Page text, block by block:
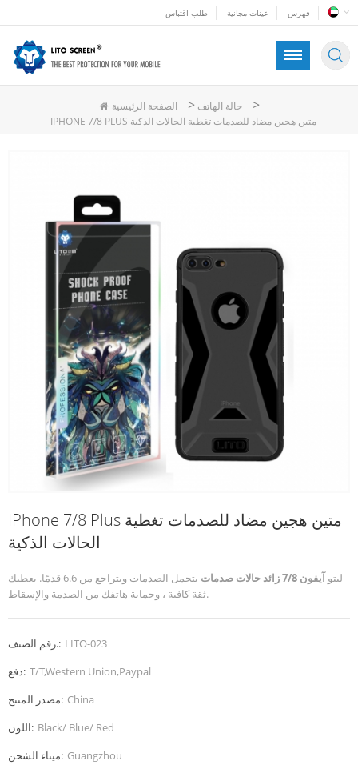
طلب اقتباس عينات مجانية فهرس
الصفحة الرئيسية > حالة الهاتف >
IPHONE 7/8 PLUS متين هجين مضاد للصدمات تغطية الحالات الذكية
IPhone 7/8 Plus متين هجين مضاد للصدمات تغطية
الحالات الذكية
ليتوآيفون 7/8 زائد حالات صدمات
يتحمل الصدمات ويتراجع من 6.6 قدمًا. يعطيك
ثقة كافية ، وحماية هاتفك من الصدمة والإسقاط.
رقم الصنف.: LITO-023
دفع: T/T,Western Union,Paypal
مصدر المنتج: China
اللون: Black/ Blue/ Red
ميناء الشحن: Guangzhou